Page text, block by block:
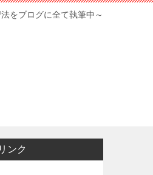
をブログに全て執筆中～
ンク